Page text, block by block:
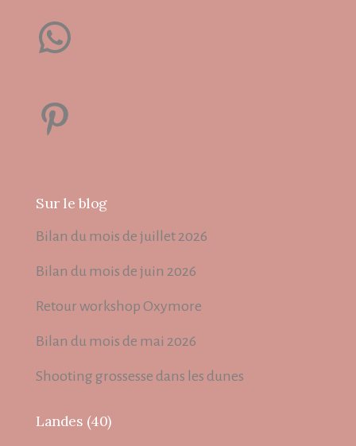
WhatsApp
Pinterest
Sur le blog
Bilan du mois de juillet 2026
Bilan du mois de juin 2026
Retour workshop Oxymore
Bilan du mois de mai 2026
Shooting grossesse dans les dunes
Landes (40)